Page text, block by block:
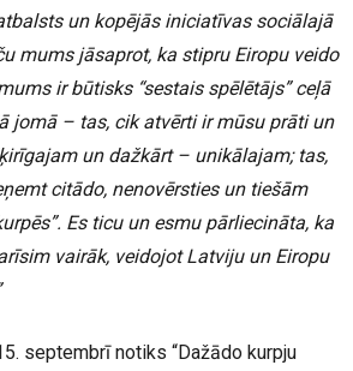
un kopējās iniciatīvas sociālajā
mums jāsaprot, ka stipru Eiropu veido
ir būtisks “sestais spēlētājs” ceļā
jomā – tas, cik atvērti ir mūsu prāti un
un dažkārt – unikālajam; tas,
citādo, nenovērsties un tiešām
Es ticu un esmu pārliecināta, ka
vairāk, veidojot Latviju un Eiropu
septembrī notiks “Dažādo kurpju